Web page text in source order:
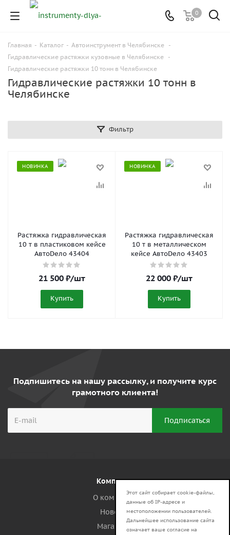
0
Главная - Каталог - Автоинструмент в Челябинске -
Гидравлические растяжки кузовные в Челябинске -
Гидравлические растяжки 10 тонн в Челябинске
Гидравлические растяжки 10 тонн в
Челябинске
Фильтр
НОВИНКА
Растяжка гидравлическая
10 т в пластиковом кейсе
АвтоDело 43404
21 500 ₽/шт
Купить
НОВИНКА
Растяжка гидравлическая
10 т в металлическом
кейсе АвтоDело 43403
22 000 ₽/шт
Купить
Подпишитесь на нашу рассылку, и получите курс
грамотного клиента!
Компания
О компании
Новости
Магазины
Этот сайт собирает cookie-файлы,
данные об IP-адресе и
местоположении пользователей.
Дальнейшее использование сайта
означает ваше согласие на